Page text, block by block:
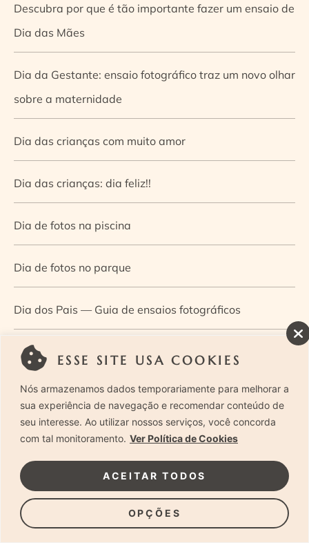
ESSE SITE USA COOKIES
Nós armazenamos dados temporariamente para melhorar a
sua experiência de navegação e recomendar conteúdo de
seu interesse. Ao utilizar nossos serviços, você concorda
com tal monitoramento. Ver Política de Cookies
OPÇÕES
ACEITAR TODOS
Descubra por que é tão importante fazer um ensaio de
Dia das Mães
Dia da Gestante: ensaio fotográfico traz um novo olhar
sobre a maternidade
Dia das crianças com muito amor
Dia das crianças: dia feliz!!
Dia de fotos na piscina
Dia de fotos no parque
Dia dos Pais — Guia de ensaios fotográficos
Dia Mundial da Infância: como a fotografia ajuda a
construir a memória e a identidade da criança
Diário de uma grávida e sua pequena
Dica de especialista: como otimizar o fluxo de trabalho
no ensaio newborn?
Dica de especialista: qual o melhor guia de poses para